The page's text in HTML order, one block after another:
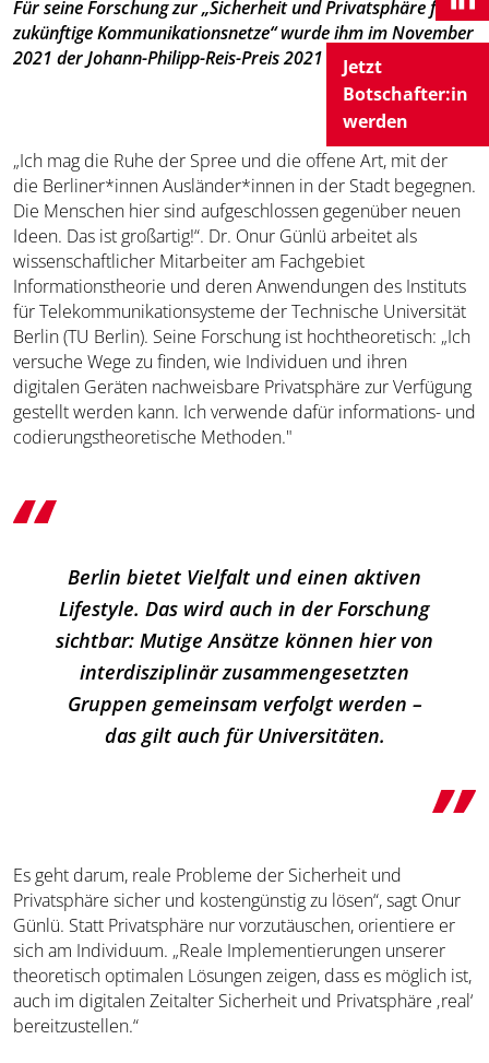
Jetzt
Botschafter:in
werden
Für seine Forschung zur „Sicherheit und Privatsphäre für
zukünftige Kommunikationsnetze“ wurde ihm im November
2021 der Johann-Philipp-Reis-Preis 2021 verliehen.
„Ich mag die Ruhe der Spree und die offene Art, mit der
die Berliner*innen Ausländer*innen in der Stadt begegnen.
Die Menschen hier sind aufgeschlossen gegenüber neuen
Ideen. Das ist großartig!“. Dr. Onur Günlü arbeitet als
wissenschaftlicher Mitarbeiter am Fachgebiet
Informationstheorie und deren Anwendungen des Instituts
für Telekommunikationsysteme der Technische Universität
Berlin (TU Berlin). Seine Forschung ist hochtheoretisch: „Ich
versuche Wege zu finden, wie Individuen und ihren
digitalen Geräten nachweisbare Privatsphäre zur Verfügung
gestellt werden kann. Ich verwende dafür informations- und
codierungstheoretische Methoden."
Berlin bietet Vielfalt und einen aktiven
Lifestyle. Das wird auch in der Forschung
sichtbar: Mutige Ansätze können hier von
interdisziplinär zusammengesetzten
Gruppen gemeinsam verfolgt werden –
das gilt auch für Universitäten.
Es geht darum, reale Probleme der Sicherheit und
Privatsphäre sicher und kostengünstig zu lösen“, sagt Onur
Günlü. Statt Privatsphäre nur vorzutäuschen, orientiere er
sich am Individuum. „Reale Implementierungen unserer
theoretisch optimalen Lösungen zeigen, dass es möglich ist,
auch im digitalen Zeitalter Sicherheit und Privatsphäre ‚real‘
bereitzustellen.“